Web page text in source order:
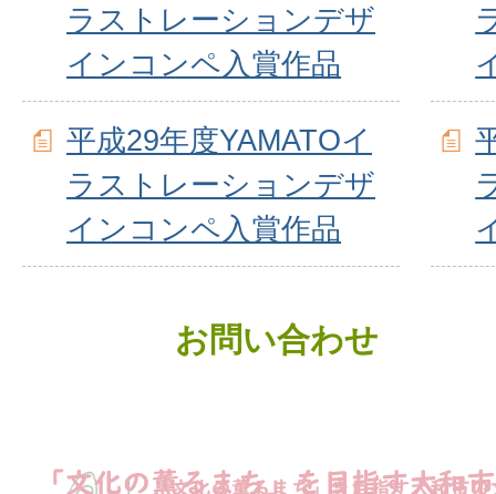
ラストレーションデザ
インコンペ入賞作品
平成29年度YAMATOイ
ラストレーションデザ
インコンペ入賞作品
お問い合わせ